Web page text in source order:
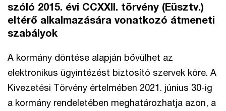
szóló 2015. évi CCXXII. törvény (Eüsztv.)
eltérő alkalmazására vonatkozó átmeneti
szabályok
A kormány döntése alapján bővülhet az
elektronikus ügyintézést biztosító szervek köre. A
Kivezetési Törvény értelmében 2021. június 30-ig
a kormány rendeletében meghatározhatja azon, a